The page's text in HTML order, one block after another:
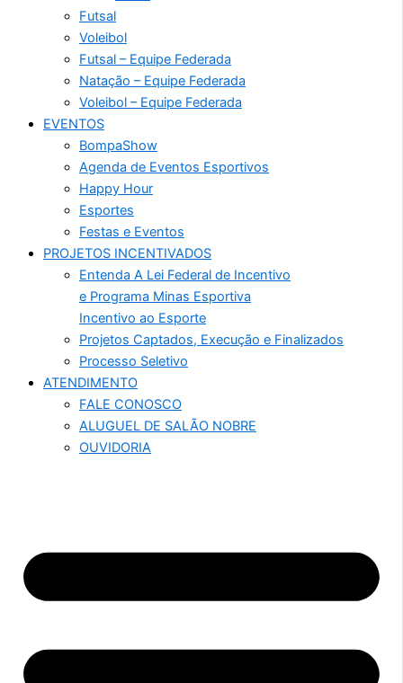
Futsal
Voleibol
Futsal – Equipe Federada
Natação – Equipe Federada
Voleibol – Equipe Federada
EVENTOS
BompaShow
Agenda de Eventos Esportivos
Happy Hour
Esportes
Festas e Eventos
PROJETOS INCENTIVADOS
Entenda A Lei Federal de Incentivo
e Programa Minas Esportiva
Incentivo ao Esporte
Projetos Captados, Execução e Finalizados
Processo Seletivo
ATENDIMENTO
FALE CONOSCO
ALUGUEL DE SALÃO NOBRE
OUVIDORIA